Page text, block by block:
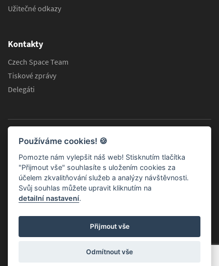
Užitečné odkazy
Kontakty
Czech Space Team
Tiskové zprávy
Delegáti
Informační stránky Koordinační rady ministra dopravy pro
© 2026 Všechna práva vyhrazena.
Používáme cookies! 🍪
Pomozte nám vylepšit náš web! Stisknutím tlačítka
"Přijmout vše" souhlasíte s uložením cookies za
účelem zkvalitňování služeb a analýzy návštěvnosti.
Svůj souhlas můžete upravit kliknutím na
detailní nastavení.
Přijmout vše
Odmítnout vše